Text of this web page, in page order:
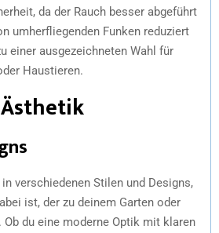
da der Rauch besser abgeführt
umherfliegenden Funken reduziert
einer ausgezeichneten Wahl für
Haustieren.
verschiedenen Stilen und Designs,
ist, der zu deinem Garten oder
du eine moderne Optik mit klaren